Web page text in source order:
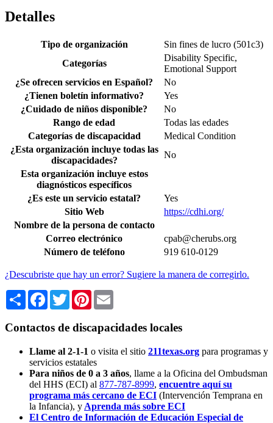
Detalles
Tipo de organización
Sin fines de lucro (501c3)
Categorías
Disability Specific,
Emotional Support
¿Se ofrecen servicios en Español?
No
¿Tienen boletín informativo?
Yes
¿Cuidado de niños disponible?
No
Rango de edad
Todas las edades
Categorías de discapacidad
Medical Condition
¿Esta organización incluye todas las
discapacidades?
No
Esta organización incluye estos
diagnósticos específicos
¿Es este un servicio estatal?
Yes
Sitio Web
https://cdhi.org/
Nombre de la persona de contacto
Correo electrónico
cpab@cherubs.org
Número de teléfono
919 610-0129
¿Descubriste que hay un error? Sugiere la manera de corregirlo.
Share Facebook
TwitterPinterest
Contactos de discapacidades locales
Llame al 2-1-1 o visita el sitio 211texas.org para programas y
servicios estatales
Para niños de 0 a 3 años, llame a la Oficina del Ombudsman
del HHS (ECI) al 877-787-8999, encuentre aquí su
programa más cercano de ECI (Intervención Temprana en
la Infancia), y Aprenda más sobre ECI
El Centro de Información de Educación Especial de